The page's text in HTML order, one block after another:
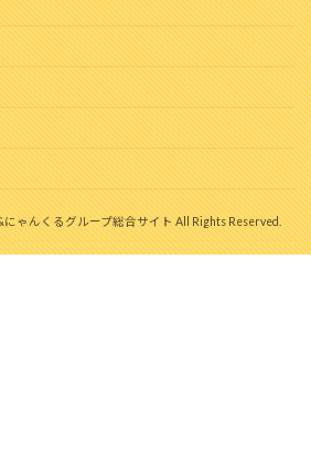
ゃんくるグループ総合サイト All Rights Reserved.